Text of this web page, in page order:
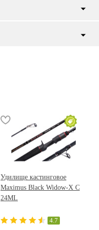
Удилище кастинговое
Maximus Black Widow-X C
24ML
4.7